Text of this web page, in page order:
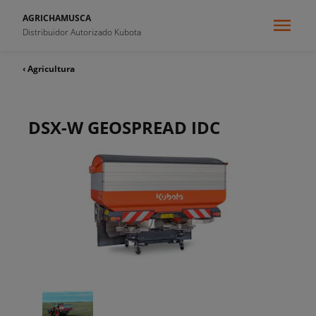
AGRICHAMUSCA
Distribuidor Autorizado Kubota
‹ Agricultura
DSX-W GEOSPREAD IDC